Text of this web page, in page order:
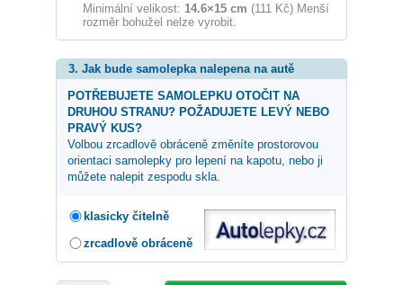
Minimální velikost: 14.6×15 cm (111 Kč) Menší
rozměr bohužel nelze vyrobit.
3. Jak bude samolepka nalepena na autě
POTŘEBUJETE SAMOLEPKU OTOČIT NA
DRUHOU STRANU? POŽADUJETE LEVÝ NEBO
PRAVÝ KUS?
Volbou zrcadlově obráceně změníte prostorovou
orientaci samolepky pro lepení na kapotu, nebo ji
můžete nalepit zespodu skla.
klasicky čitelně
zrcadlově obráceně